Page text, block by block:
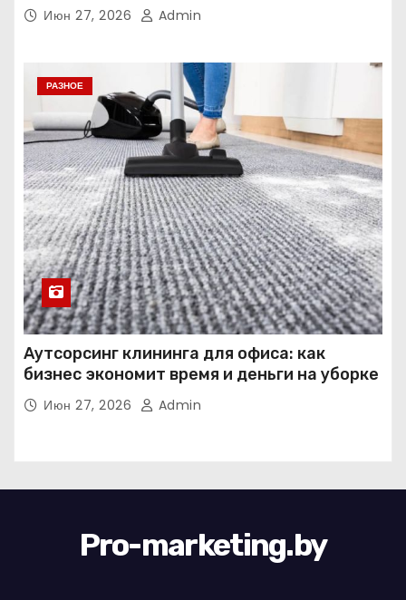
Июн 27, 2026 Admin
РАЗНОЕ
Аутсорсинг клининга для офиса: как
бизнес экономит время и деньги на уборке
Июн 27, 2026 Admin
Pro-marketing.by